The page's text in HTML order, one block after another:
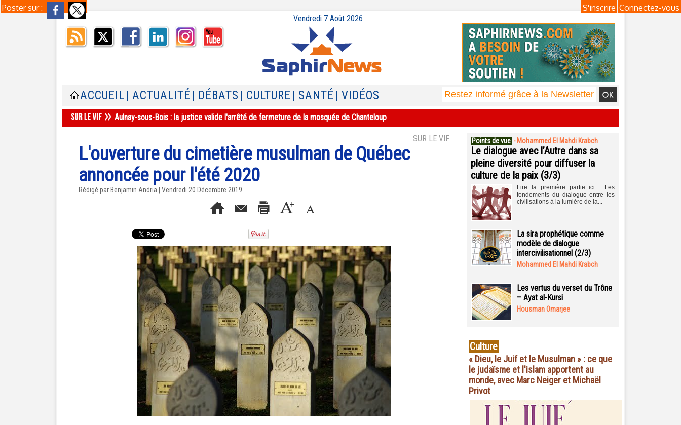
Poster sur : Connectez-vous
S'inscrire
Vendredi 7 Août 2026
ACCUEIL | ACTUALITÉ | DÉBATS | CULTURE | SANTÉ | VIDÉOS
Aulnay-sous-Bois : la justice valide l'arrêté de fermeture de la mosquée de Chanteloup
SUR LE VIF
L'ouverture du cimetière musulman de Québec
annoncée pour l'été 2020
Rédigé par Benjamin Andria | Vendredi 20 Décembre 2019
Points de vue - Mohammed El Mahdi Krabch
Le dialogue avec l’Autre dans sa
pleine diversité pour diffuser la
culture de la paix (3/3)
Lire la première partie ici : Les
fondements du dialogue entre les
civilisations à la lumière de la...
La sira prophétique comme
modèle de dialogue
intercivilisationnel (2/3)
Mohammed El Mahdi Krabch
Les vertus du verset du Trône
– Ayat al-Kursi
Housman Omarjee
Culture
« Dieu, le Juif et le Musulman » : ce que
le judaïsme et l'islam apportent au
monde, avec Marc Neiger et Michaël
Privot